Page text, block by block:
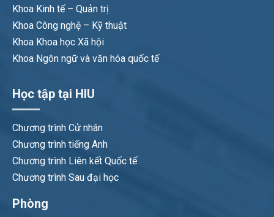
Khoa Kinh tế – Quản trị
Khoa Công nghệ – Kỹ thuật
Khoa Khoa học Xã hội
Khoa Ngôn ngữ và văn hóa quốc tế
Học tập tại HIU
Chương trình Cử nhân
Chương trình tiếng Anh
Chương trình Liên kết Quốc tế
Chương trình Sau đại học
Phòng